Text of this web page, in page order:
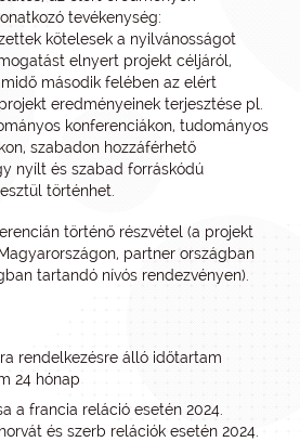
tevékenység:
kötelesek a nyilvánosságot
elnyert projekt céljáról,
második felében az elért
eredményeinek terjesztése pl.
konferenciákon, tudományos
szabadon hozzáférhető
nyílt és szabad forráskódú
történhet.
történő részvétel (a projekt
partner országban
tartandó nívós rendezvényen).
rendelkezésre álló időtartam
24 hónap
a francia reláció esetén 2024.
és szerb relációk esetén 2024.